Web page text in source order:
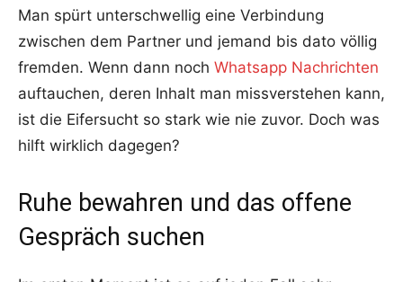
Man spürt unterschwellig eine Verbindung
zwischen dem Partner und jemand bis dato völlig
fremden. Wenn dann noch Whatsapp Nachrichten
auftauchen, deren Inhalt man missverstehen kann,
ist die Eifersucht so stark wie nie zuvor. Doch was
hilft wirklich dagegen?
Ruhe bewahren und das offene
Gespräch suchen